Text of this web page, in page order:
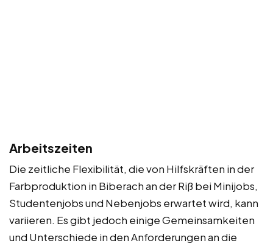
Arbeitszeiten
Die zeitliche Flexibilität, die von Hilfskräften in der
Farbproduktion in Biberach an der Riß bei Minijobs,
Studentenjobs und Nebenjobs erwartet wird, kann
variieren. Es gibt jedoch einige Gemeinsamkeiten
und Unterschiede in den Anforderungen an die